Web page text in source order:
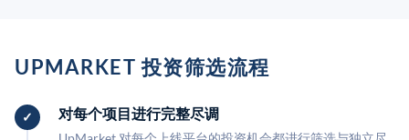
UPMARKET 投资筛选流程
对每个项目进行完整尽调